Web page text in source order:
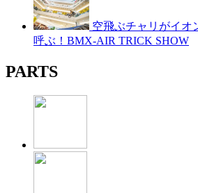
空飛ぶチャリがイオ
呼ぶ！BMX-AIR TRICK SHOW
PARTS